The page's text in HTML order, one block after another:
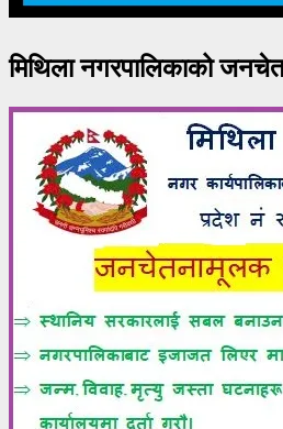
मिथिला नगरपालिकाको